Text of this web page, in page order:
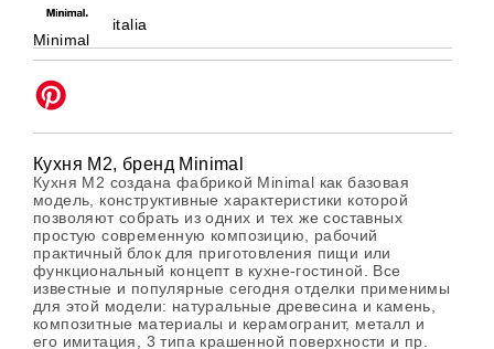
italia
Minimal
Кухня M2, бренд Minimal
Кухня М2 создана фабрикой Minimal как базовая
модель, конструктивные характеристики которой
позволяют собрать из одних и тех же составных
простую современную композицию, рабочий
практичный блок для приготовления пищи или
функциональный концепт в кухне-гостиной. Все
известные и популярные сегодня отделки применимы
для этой модели: натуральные древесина и камень,
композитные материалы и керамогранит, металл и
его имитация, 3 типа крашенной поверхности и пр.